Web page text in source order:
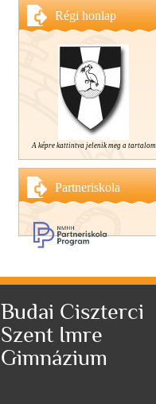
Régi honlap
A képre kattintva jelenik meg a tartalom.
Partneriskola
Budai Ciszterci
Szent Imre
Gimnázium